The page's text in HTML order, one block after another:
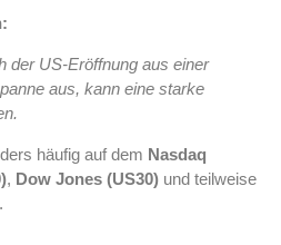
der US-Eröffnung aus einer
aus, kann eine starke
häufig auf dem Nasdaq
, Dow Jones (US30) und teilweise